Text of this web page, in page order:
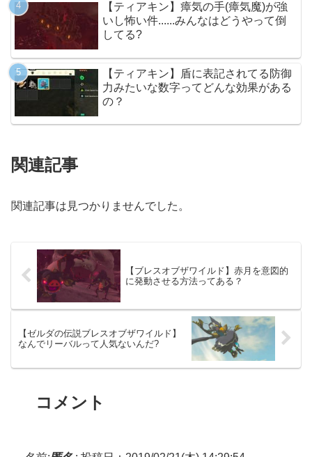
【ティアキン】瘴気の手(瘴気魔)が強
いし怖い件......みんなはどうやって倒
してる?
【ティアキン】盾に表記されてる防御
力みたいな数字ってどんな効果がある
の？
関連記事
関連記事は見つかりませんでした。
【ブレスオブザワイルド】赤月を意図的
に発動させる方法ってある？
【ゼルダの伝説ブレスオブザワイルド】
なんでリーバルって人気ないんだ?
コメント